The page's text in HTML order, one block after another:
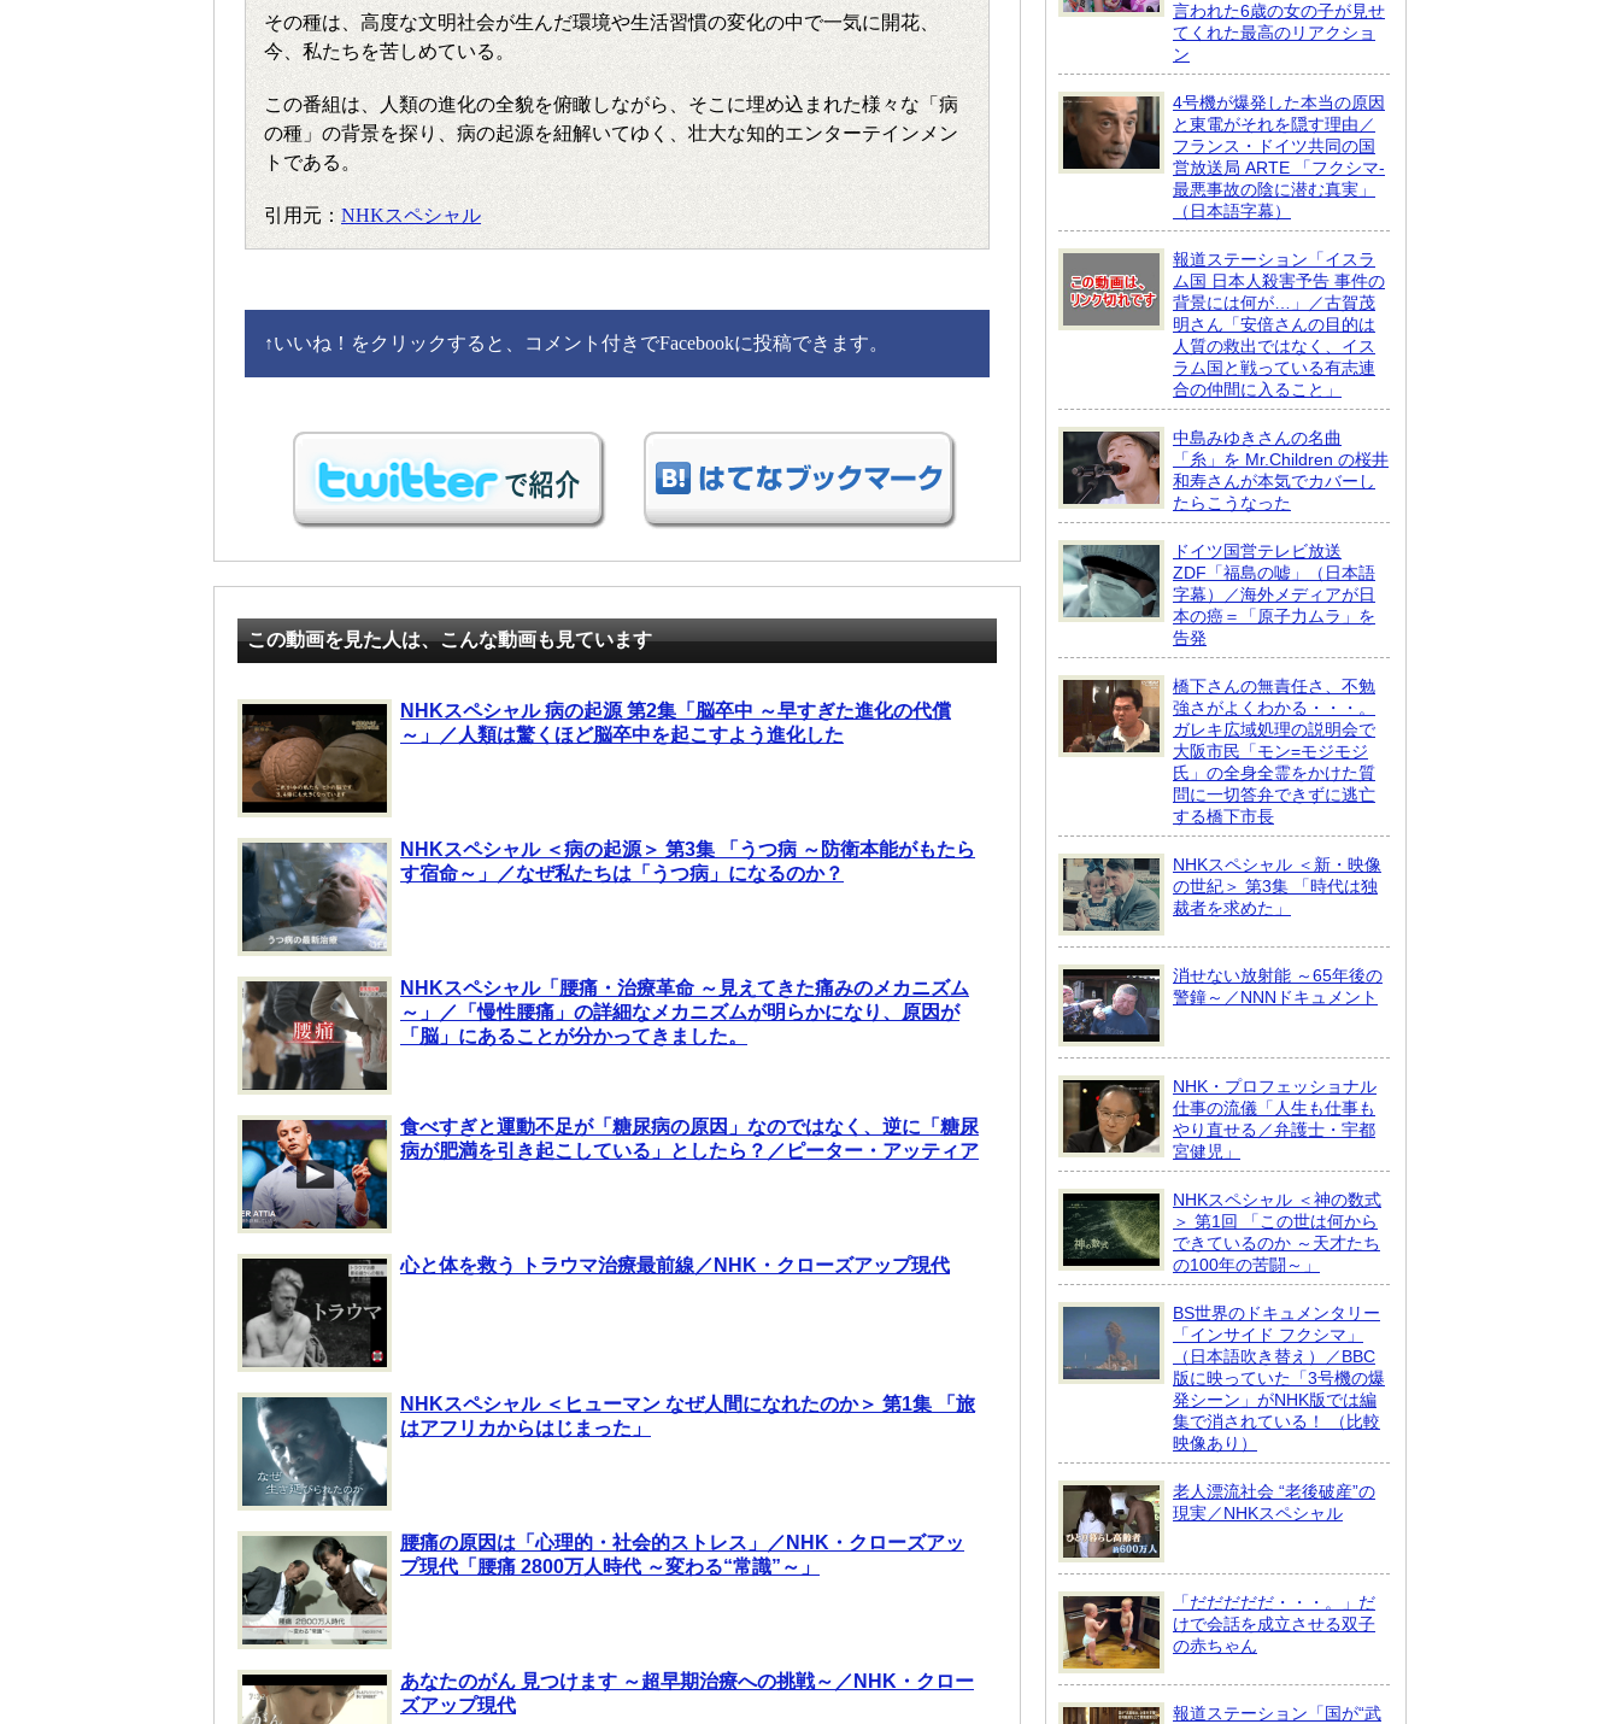
その種は、高度な文明社会が生んだ環境や生活習慣の変化の中で一気に開花、
今、私たちを苦しめている。
この番組は、人類の進化の全貌を俯瞰しながら、そこに埋め込まれた様々な「病
の種」の背景を探り、病の起源を紐解いてゆく、壮大な知的エンターテインメン
トである。
引用元： NHKスペシャル
↑いいね！をクリックすると、コメント付きでFacebookに投稿できます。
この動画を見た人は、こんな動画も見ています
NHKスペシャル 病の起源 第2集「脳卒中 ～早すぎた進化の代償
～」／人類は驚くほど脳卒中を起こすよう進化した
NHKスペシャル ＜病の起源＞ 第3集 「うつ病 ～防衛本能がもたら
す宿命～」／なぜ私たちは「うつ病」になるのか？
NHKスペシャル「腰痛・治療革命 ～見えてきた痛みのメカニズム
～」／「慢性腰痛」の詳細なメカニズムが明らかになり、原因が
「脳」にあることが分かってきました。
食べすぎと運動不足が「糖尿病の原因」なのではなく、逆に「糖尿
病が肥満を引き起こしている」としたら？／ピーター・アッティア
心と体を救う トラウマ治療最前線／NHK・クローズアップ現代
NHKスペシャル ＜ヒューマン なぜ人間になれたのか＞ 第1集 「旅
はアフリカからはじまった」
腰痛の原因は「心理的・社会的ストレス」／NHK・クローズアッ
プ現代「腰痛 2800万人時代 ～変わる“常識”～」
あなたのがん 見つけます ～超早期治療への挑戦～／NHK・クロー
ズアップ現代
言われた6歳の女の子が見せ
てくれた最高のリアクショ
ン
4号機が爆発した本当の原因
と東電がそれを隠す理由／
フランス・ドイツ共同の国
営放送局 ARTE 「フクシマ-
最悪事故の陰に潜む真実」
（日本語字幕）
報道ステーション「イスラ
ム国 日本人殺害予告 事件の
背景には何が…」／古賀茂
明さん「安倍さんの目的は
人質の救出ではなく、イス
ラム国と戦っている有志連
合の仲間に入ること」
中島みゆきさんの名曲
「糸」を Mr.Children の桜井
和寿さんが本気でカバーし
たらこうなった
ドイツ国営テレビ放送
ZDF「福島の嘘」（日本語
字幕）／海外メディアが日
本の癌＝「原子力ムラ」を
告発
橋下さんの無責任さ、不勉
強さがよくわかる・・・。
ガレキ広域処理の説明会で
大阪市民「モン=モジモジ
氏」の全身全霊をかけた質
問に一切答弁できずに逃亡
する橋下市長
NHKスペシャル ＜新・映像
の世紀＞ 第3集 「時代は独
裁者を求めた」
消せない放射能 ～65年後の
警鐘～／NNNドキュメント
NHK・プロフェッショナル
仕事の流儀「人生も仕事も
やり直せる／弁護士・宇都
宮健児」
NHKスペシャル ＜神の数式
＞ 第1回 「この世は何から
できているのか ～天才たち
の100年の苦闘～」
BS世界のドキュメンタリー
「インサイド フクシマ」
（日本語吹き替え）／BBC
版に映っていた「3号機の爆
発シーン」がNHK版では編
集で消されている！ （比較
映像あり）
老人漂流社会 “老後破産”の
現実／NHKスペシャル
「だだだだだ・・・。」だ
けで会話を成立させる双子
の赤ちゃん
報道ステーション「国が“武